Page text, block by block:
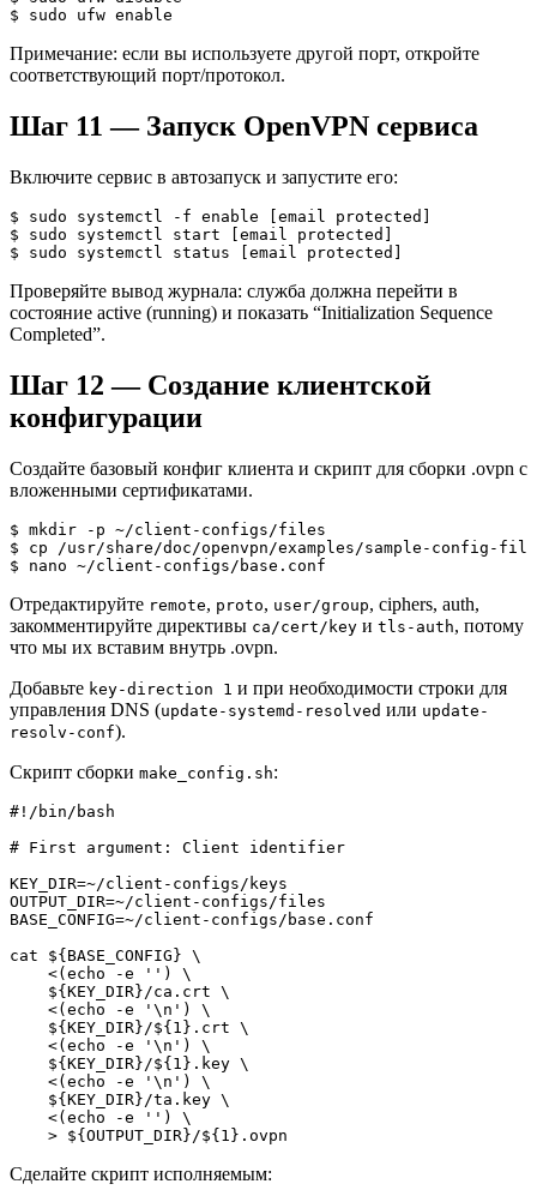
$ sudo ufw enable
Примечание: если вы используете другой порт, откройте
соответствующий порт/протокол.
Шаг 11 — Запуск OpenVPN сервиса
Включите сервис в автозапуск и запустите его:
$ sudo systemctl -f enable [email protected]
$ sudo systemctl start [email protected]
$ sudo systemctl status [email protected]
Проверяйте вывод журнала: служба должна перейти в
состояние active (running) и показать “Initialization Sequence
Completed”.
Шаг 12 — Создание клиентской
конфигурации
Создайте базовый конфиг клиента и скрипт для сборки .ovpn с
вложенными сертификатами.
$ mkdir -p ~/client-configs/files
$ cp /usr/share/doc/openvpn/examples/sample-
$ nano ~/client-configs/base.conf
Отредактируйте remote, proto, user/group, ciphers, auth,
закомментируйте директивы ca/cert/key и tls-auth, потому
что мы их вставим внутрь .ovpn.
Добавьте key-direction 1 и при необходимости строки для
управления DNS (update-systemd-resolved или update-
resolv-conf).
Скрипт сборки make_config.sh:
#!/bin/bash
# First argument: Client identifier
KEY_DIR=~/client-configs/keys
OUTPUT_DIR=~/client-configs/files
BASE_CONFIG=~/client-configs/base.conf
cat ${BASE_CONFIG} \
    <(echo -e '
') \
    ${KEY_DIR}/ca.crt \
    <(echo -e '
\n ') \
    ${KEY_DIR}/${1}.crt \
    <(echo -e '
\n ') \
    ${KEY_DIR}/${1}.key \
    <(echo -e '
\n ') \
    ${KEY_DIR}/ta.key \
    <(echo -e '
') \
    > ${OUTPUT_DIR}/${1}.ovpn
Сделайте скрипт исполняемым: